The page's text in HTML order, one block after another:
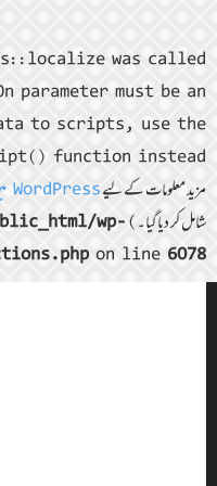
was called
must be an
to scripts, use the
مزید معلومات کے لیےWordPress میں ڈی بگنگ
شامل کر دیا گیا۔) inwp-
on line 6078